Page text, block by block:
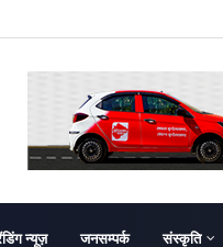
न्यूज़ जनसम्पर्क संस्कृति